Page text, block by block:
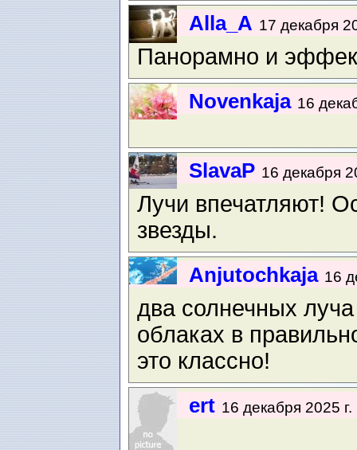
Alla_A 17 декабря
Панорамно и
Novenkaja 16
SlavaP 16 декабря
Лучи впечатляют!
звезды.
Anjutochkaja 16
два солнечных
облаках в
это классно!
ert 16 декабря 2025 г.